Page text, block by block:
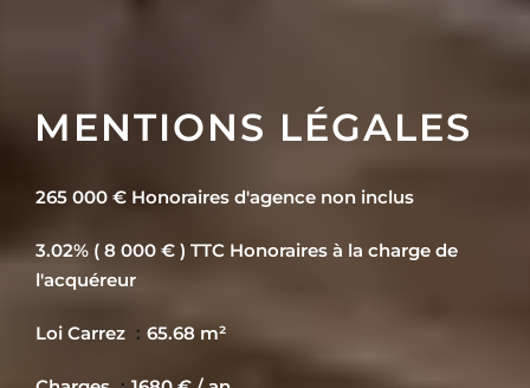
MENTIONS LÉGALES
265 000 € Honoraires d'agence non inclus
3.02% ( 8 000 € ) TTC Honoraires à la charge de
l'acquéreur
Loi Carrez 65.68 m²